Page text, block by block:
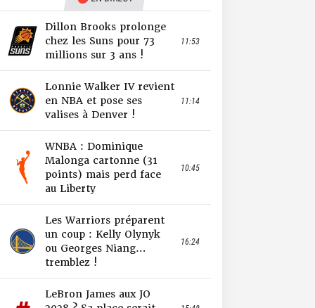
Dillon Brooks prolonge
chez les Suns pour 73
millions sur 3 ans !
11:53
Lonnie Walker IV revient
en NBA et pose ses
valises à Denver !
11:14
WNBA : Dominique
Malonga cartonne (31
points) mais perd face
au Liberty
10:45
Les Warriors préparent
un coup : Kelly Olynyk
ou Georges Niang…
tremblez !
16:24
LeBron James aux JO